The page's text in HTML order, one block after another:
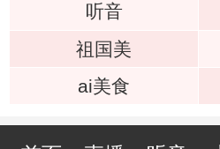
听音
祖国美
ai美食